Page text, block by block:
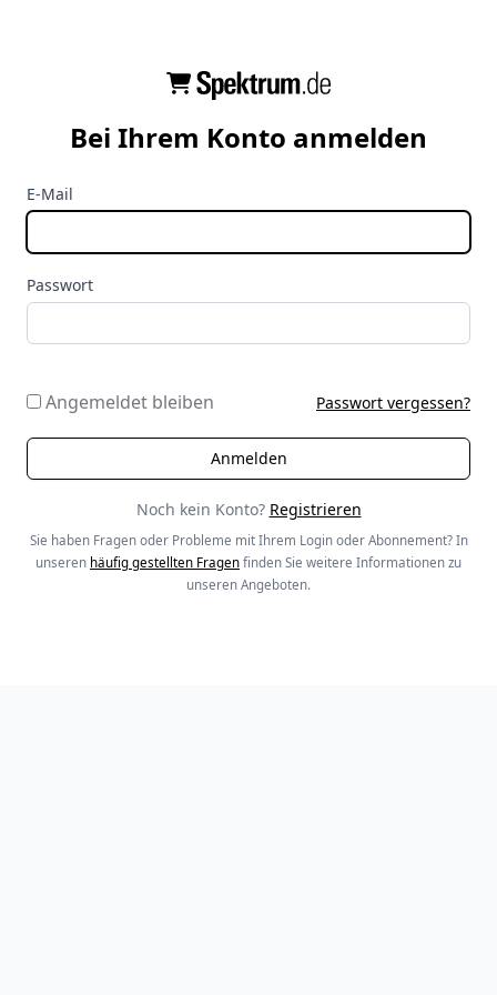
Bei Ihrem Konto anmelden
E-Mail
Passwort
Angemeldet bleiben Passwort vergessen?
Noch kein Konto? Registrieren
Sie haben Fragen oder Probleme mit Ihrem Login oder Abonnement? In
unseren häufig gestellten Fragen finden Sie weitere Informationen zu
unseren Angeboten.